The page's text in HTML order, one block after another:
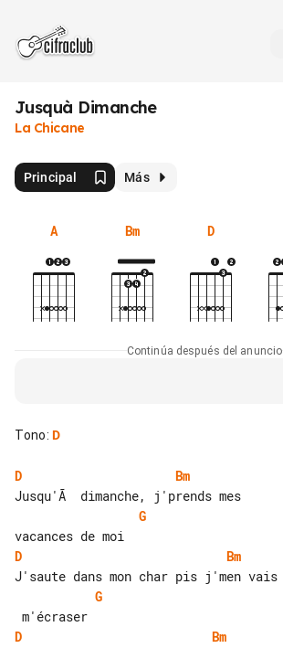
Jusquà Dimanche
La Chicane
Principal Más
A Bm D
Continúa después del anuncio
Tono: D
D
Bm
G
D
Bm
G
D
Bm